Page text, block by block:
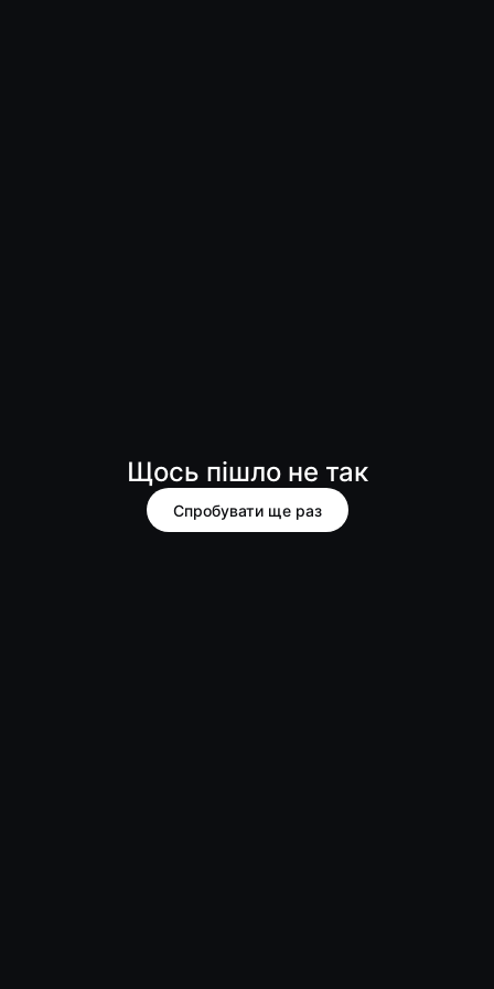
Щось пішло не так
Спробувати ще раз